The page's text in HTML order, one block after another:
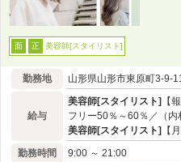
面 正 美容師[スタイリスト]
勤務地 山形県山形市東原町
給与
美容師[スタイリスト] 【
フリー50％～60％／（内
美容師[スタイリスト] 【
勤務時間
9:00 ～ 21:00